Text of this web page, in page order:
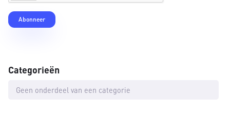
Categorieën
Geen onderdeel van een categorie